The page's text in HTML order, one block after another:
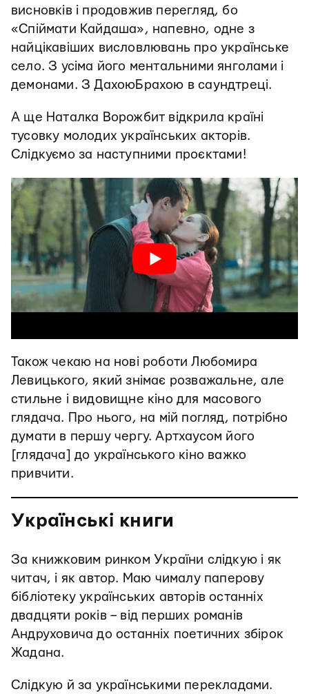
висновків і продовжив перегляд, бо
«Спіймати Кайдаша», напевно, одне з
найцікавіших висловлювань про українське
село. З усіма його ментальними янголами і
демонами. З ДахоюБрахою в саундтреці.
А ще Наталка Ворожбит відкрила країні
тусовку молодих українських акторів.
Слідкуємо за наступними проєктами!
Також чекаю на нові роботи Любомира
Левицького, який знімає розважальне, але
стильне і видовищне кіно для масового
глядача. Про нього, на мій погляд, потрібно
думати в першу чергу. Артхаусом його
[глядача] до українського кіно важко
привчити.
Українські книги
За книжковим ринком України слідкую і як
читач, і як автор. Маю чималу паперову
бібліотеку українських авторів останніх
двадцяти років – від перших романів
Андруховича до останніх поетичних збірок
Жадана.
Слідкую й за українськими перекладами.